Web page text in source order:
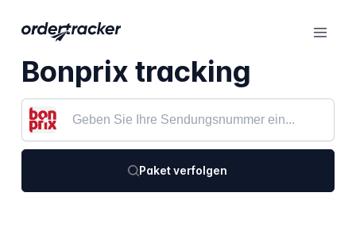
Bonprix tracking
Paket verfolgen